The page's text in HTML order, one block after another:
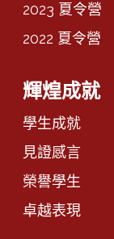
2023 夏令營
2022 夏令營
輝煌成就
學生成就
見證感言
榮譽學生
卓越表現